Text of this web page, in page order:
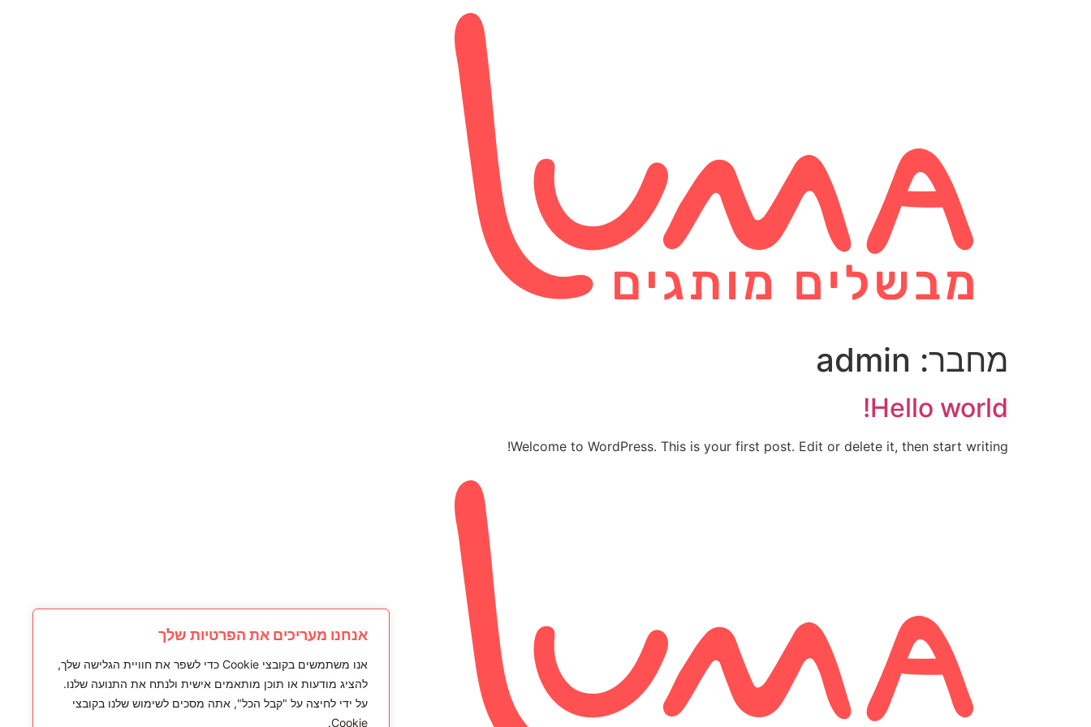
אנחנו מעריכים את הפרטיות שלך
אנו משתמשים בקובצי Cookie כדי לשפר את חוויית הגלישה שלך,
להציג מודעות או תוכן מותאמים אישית ולנתח את התנועה שלנו.
על ידי לחיצה על "קבל הכל", אתה מסכים לשימוש שלנו בקובצי
Cookie.
מחבר: admin
Hello world!
Welcome to WordPress. This is your first post. Edit or delete it, then start writing!
All rights reserved